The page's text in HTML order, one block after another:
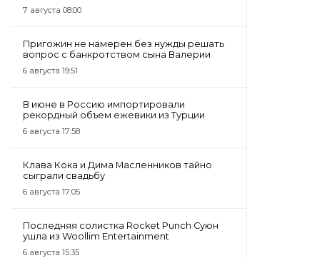
7 августа 08:00
Пригожин не намерен без нужды решать
вопрос с банкротством сына Валерии
6 августа 19:51
В июне в Россию импортировали
рекордный объем ежевики из Турции
6 августа 17:58
Клава Кока и Дима Масленников тайно
сыграли свадьбу
6 августа 17:05
Последняя солистка Rocket Punch Суюн
ушла из Woollim Entertainment
6 августа 15:35